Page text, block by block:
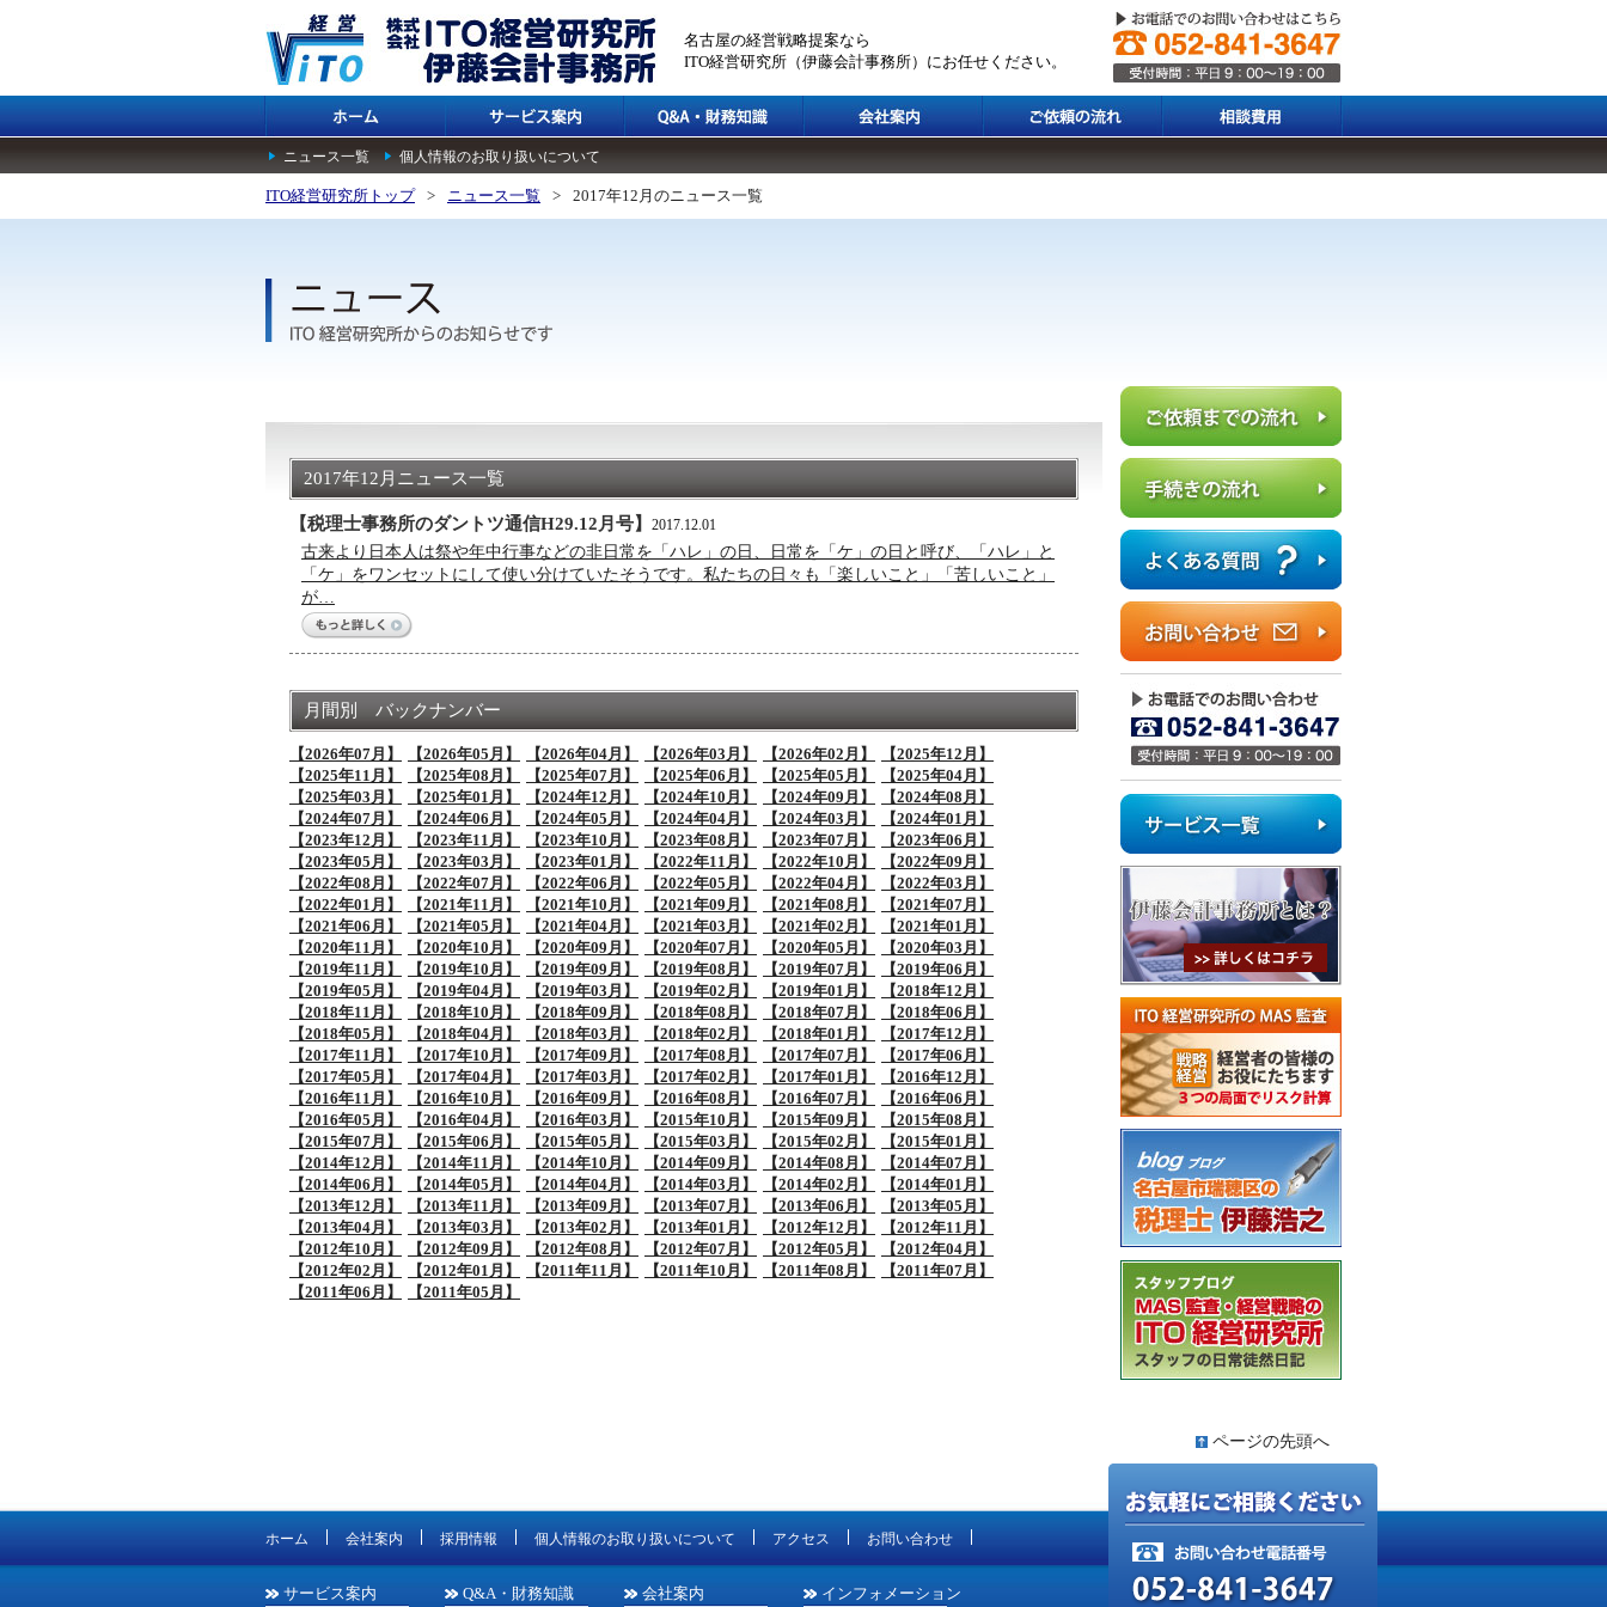
名古屋の経営戦略提案なら
ITO経営研究所（伊藤会計事務所）にお任せください。
ニュース一覧 個人情報のお取り扱いについて
ITO経営研究所トップ > ニュース一覧 > 2017年12月のニュース一覧
2017年12月ニュース一覧
【税理士事務所のダントツ通信H29.12月号】 2017.12.01
古来より日本人は祭や年中行事などの非日常を「ハレ」の日、日常を「ケ」の日と呼び、「ハレ」と
「ケ」をワンセットにして使い分けていたそうです。私たちの日々も「楽しいこと」「苦しいこと」
が…
月間別 バックナンバー
【2026年07月】 【2026年05月】 【2026年04月】 【2026年03月】 【2026年02月】
【2025年12月】
【2025年11月】
【2025年08月】 【2025年07月】 【2025年06月】 【2025年05月】
【2025年04月】
【2025年03月】
【2025年01月】 【2024年12月】 【2024年10月】 【2024年09月】
【2024年08月】
【2024年07月】
【2024年06月】 【2024年05月】 【2024年04月】 【2024年03月】
【2024年01月】
【2023年12月】
【2023年11月】 【2023年10月】 【2023年08月】 【2023年07月】
【2023年06月】
【2023年05月】
【2023年03月】 【2023年01月】 【2022年11月】 【2022年10月】
【2022年09月】
【2022年08月】
【2022年07月】 【2022年06月】 【2022年05月】 【2022年04月】
【2022年03月】
【2022年01月】
【2021年11月】 【2021年10月】 【2021年09月】 【2021年08月】
【2021年07月】
【2021年06月】
【2021年05月】 【2021年04月】 【2021年03月】 【2021年02月】
【2021年01月】
【2020年11月】
【2020年10月】 【2020年09月】 【2020年07月】 【2020年05月】
【2020年03月】
【2019年11月】
【2019年10月】 【2019年09月】 【2019年08月】 【2019年07月】
【2019年06月】
【2019年05月】
【2019年04月】 【2019年03月】 【2019年02月】 【2019年01月】
【2018年12月】
【2018年11月】
【2018年10月】 【2018年09月】 【2018年08月】 【2018年07月】
【2018年06月】
【2018年05月】
【2018年04月】 【2018年03月】 【2018年02月】 【2018年01月】
【2017年12月】
【2017年11月】
【2017年10月】 【2017年09月】 【2017年08月】 【2017年07月】
【2017年06月】
【2017年05月】
【2017年04月】 【2017年03月】 【2017年02月】 【2017年01月】
【2016年12月】
【2016年11月】
【2016年10月】 【2016年09月】 【2016年08月】 【2016年07月】
【2016年06月】
【2016年05月】
【2016年04月】 【2016年03月】 【2015年10月】 【2015年09月】
【2015年08月】
【2015年07月】
【2015年06月】 【2015年05月】 【2015年03月】 【2015年02月】
【2015年01月】
【2014年12月】
【2014年11月】 【2014年10月】 【2014年09月】 【2014年08月】
【2014年07月】
【2014年06月】
【2014年05月】 【2014年04月】 【2014年03月】 【2014年02月】
【2014年01月】
【2013年12月】
【2013年11月】 【2013年09月】 【2013年07月】 【2013年06月】
【2013年05月】
【2013年04月】
【2013年03月】 【2013年02月】 【2013年01月】 【2012年12月】
【2012年11月】
【2012年10月】
【2012年09月】 【2012年08月】 【2012年07月】 【2012年05月】
【2012年04月】
【2012年02月】
【2012年01月】 【2011年11月】 【2011年10月】 【2011年08月】
【2011年07月】
【2011年06月】
【2011年05月】
ページの先頭へ
ホーム 会社案内 採用情報 個人情報のお取り扱いについて アクセス お問い合わせ
サービス案内 Q&A・財務知識 会社案内 インフォメーション